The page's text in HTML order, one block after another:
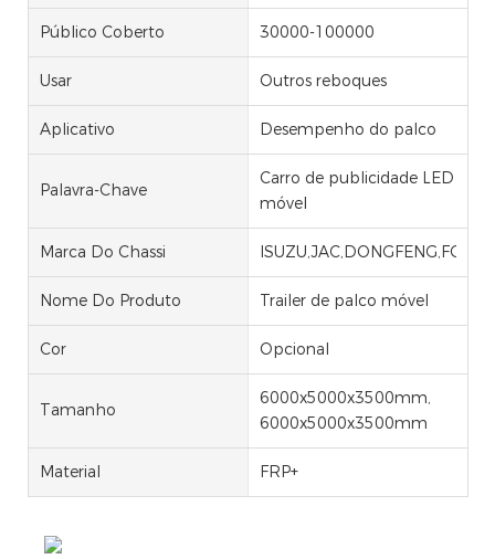
Público Coberto 30000-100000
Usar Outros reboques
Aplicativo Desempenho do palco
Palavra-Chave
Carro de publicidade LED
móvel
Marca Do Chassi
Nome Do Produto Trailer de palco móvel
Cor Opcional
Tamanho
6000x5000x3500mm,
6000x5000x3500mm
Material FRP+